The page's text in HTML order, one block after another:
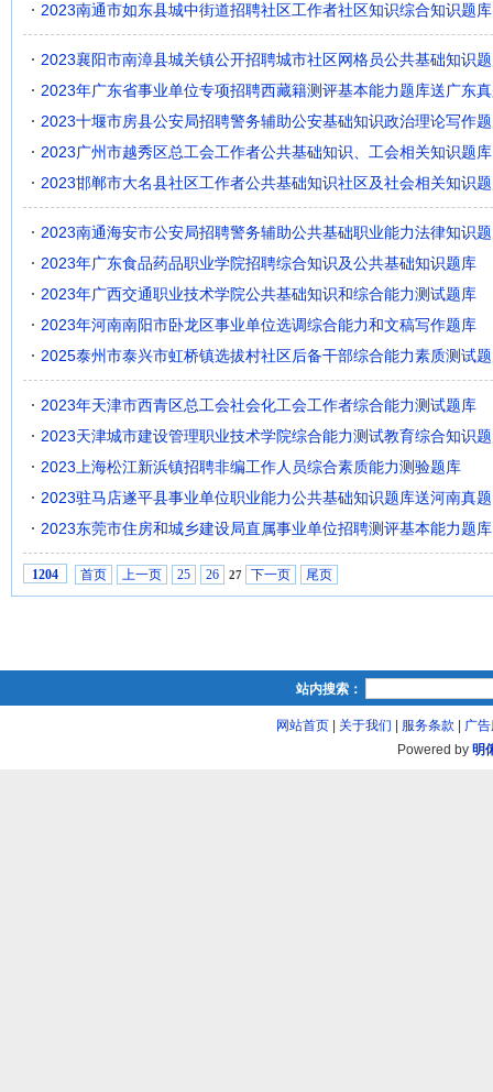
2023南通市如东县城中街道招聘社区工作者社区知识综合知识题库
2023襄阳市南漳县城关镇公开招聘城市社区网格员公共基础知识
2023年广东省事业单位专项招聘西藏籍测评基本能力题库送广东
2023十堰市房县公安局招聘警务辅助公安基础知识政治理论写作
2023广州市越秀区总工会工作者公共基础知识、工会相关知识题库
2023邯郸市大名县社区工作者公共基础知识社区及社会相关知识
2023南通海安市公安局招聘警务辅助公共基础职业能力法律知识
2023年广东食品药品职业学院招聘综合知识及公共基础知识题库
2023年广西交通职业技术学院公共基础知识和综合能力测试题库
2023年河南南阳市卧龙区事业单位选调综合能力和文稿写作题库
2025泰州市泰兴市虹桥镇选拔村社区后备干部综合能力素质测试
2023年天津市西青区总工会社会化工会工作者综合能力测试题库
2023天津城市建设管理职业技术学院综合能力测试教育综合知识
2023上海松江新浜镇招聘非编工作人员综合素质能力测验题库
2023驻马店遂平县事业单位职业能力公共基础知识题库送河南真题
2023东莞市住房和城乡建设局直属事业单位招聘测评基本能力题库
1204 首页 上一页 25 26 27 下一页 尾页
站内搜索：
网站首页| 关于我们 服务条款
广
Powered by 明